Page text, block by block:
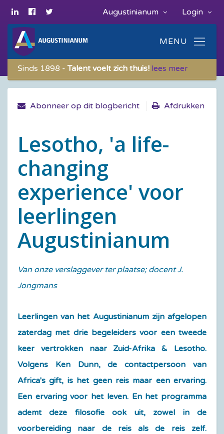
Login
Augustinianum
Sinds 1898 -Talent voelt zich thuis! lees meer
Abonneer op dit blogbericht Afdrukken
Lesotho, 'a life-
changing
experience' voor
leerlingen
Augustinianum
Van onze verslaggever ter plaatse; docent J.
Jongmans
Leerlingen van het Augustinianum zijn afgelopen
zaterdag met drie begeleiders voor een tweede
keer vertrokken naar Zuid-Afrika & Lesotho.
Volgens Ken Dunn, de contactpersoon van
Africa's gift, is het geen reis maar een ervaring.
Een ervaring voor het leven. En het programma
ademt deze filosofie ook uit, zowel in de
voorbereiding naar de reis als de reis zelf.